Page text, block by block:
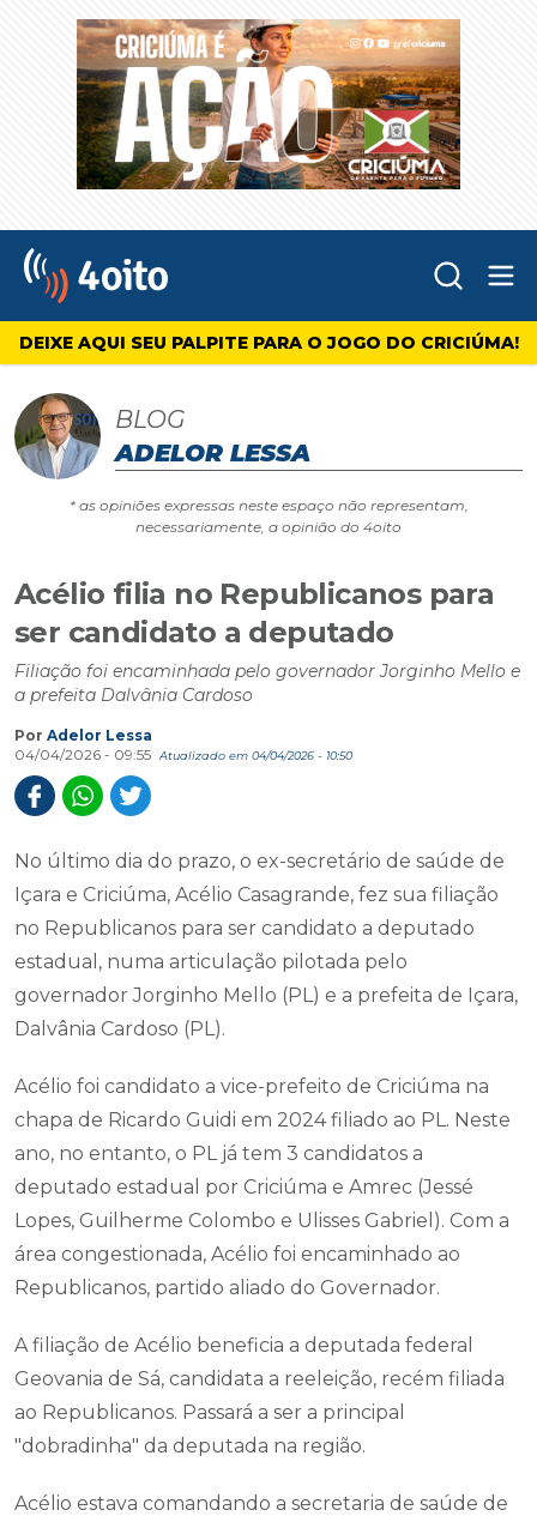
4oito
DEIXE AQUI SEU PALPITE PARA O JOGO DO CRICIÚMA!
BLOG
ADELOR LESSA
* as opiniões expressas neste espaço não representam,
necessariamente, a opinião do 4oito
Acélio filia no Republicanos para
ser candidato a deputado
Filiação foi encaminhada pelo governador Jorginho Mello e
a prefeita Dalvânia Cardoso
Por Adelor Lessa
04/04/2026 - 09:55
Atualizado em 04/04/2026 - 10:50
No último dia do prazo, o ex-secretário de saúde de
Içara e Criciúma, Acélio Casagrande, fez sua filiação
no Republicanos para ser candidato a deputado
estadual, numa articulação pilotada pelo
governador Jorginho Mello (PL) e a prefeita de Içara,
Dalvânia Cardoso (PL).
Acélio foi candidato a vice-prefeito de Criciúma na
chapa de Ricardo Guidi em 2024 filiado ao PL. Neste
ano, no entanto, o PL já tem 3 candidatos a
deputado estadual por Criciúma e Amrec (Jessé
Lopes, Guilherme Colombo e Ulisses Gabriel). Com a
área congestionada, Acélio foi encaminhado ao
Republicanos, partido aliado do Governador.
A filiação de Acélio beneficia a deputada federal
Geovania de Sá, candidata a reeleição, recém filiada
ao Republicanos. Passará a ser a principal
"dobradinha" da deputada na região.
Acélio estava comandando a secretaria de saúde de